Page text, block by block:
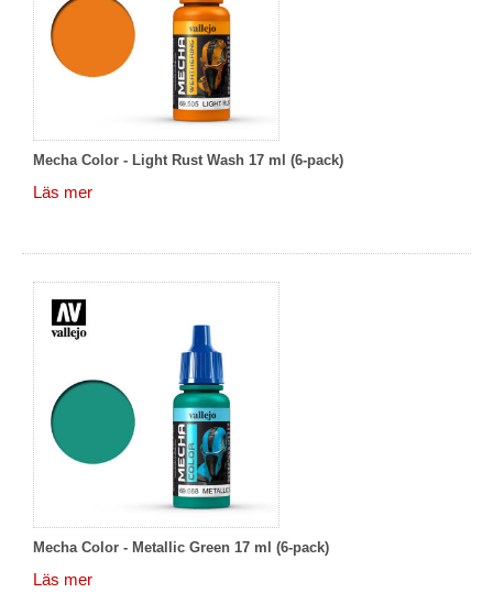
Mecha Color - Light Rust Wash 17 ml (6-pack)
Läs mer
Mecha Color - Metallic Green 17 ml (6-pack)
Läs mer